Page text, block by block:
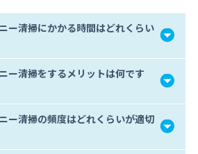
ー清掃にかかる時間はどれくらい
ー清掃をするメリットは何です
ー清掃の頻度はどれくらいが適切